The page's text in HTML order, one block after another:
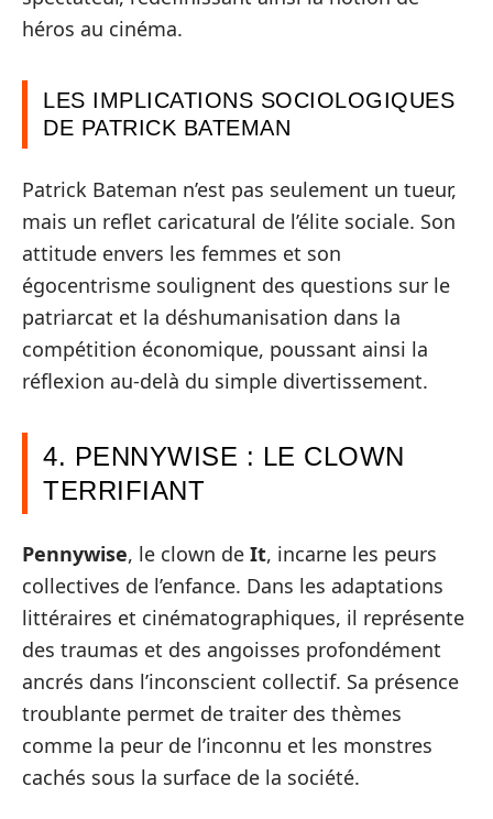
héros au cinéma.
LES IMPLICATIONS SOCIOLOGIQUES
DE PATRICK BATEMAN
Patrick Bateman n’est pas seulement un tueur,
mais un reflet caricatural de l’élite sociale. Son
attitude envers les femmes et son
égocentrisme soulignent des questions sur le
patriarcat et la déshumanisation dans la
compétition économique, poussant ainsi la
réflexion au-delà du simple divertissement.
4. PENNYWISE : LE CLOWN
TERRIFIANT
Pennywise, le clown de It, incarne les peurs
collectives de l’enfance. Dans les adaptations
littéraires et cinématographiques, il représente
des traumas et des angoisses profondément
ancrés dans l’inconscient collectif. Sa présence
troublante permet de traiter des thèmes
comme la peur de l’inconnu et les monstres
cachés sous la surface de la société.